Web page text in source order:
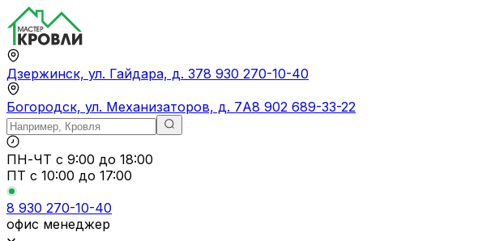
Дзержинск, ул. Гайдара, д. 378 930 270-10-40
Богородск, ул. Механизаторов, д. 7А8 902 689-33-22
ПН-ЧТ с 9:00 до 18:00
ПТ с 10:00 до 17:00
8 930 270-10-40
офис менеджер